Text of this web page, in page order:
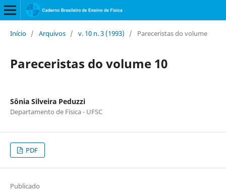
Início / Arquivos / v. 10 n. 3 (1993) / Pareceristas do volume
Pareceristas do volume 10
Sônia Silveira Peduzzi
Departamento de Física - UFSC
PDF
Publicado